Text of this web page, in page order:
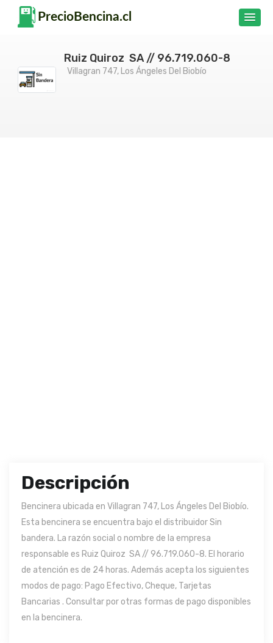
Ruiz Quiroz SA // 96.719.060-8
Villagran 747, Los Ángeles Del Biobío
Descripción
Bencinera ubicada en Villagran 747, Los Ángeles Del Biobío.
Esta bencinera se encuentra bajo el distribuidor Sin
bandera. La razón social o nombre de la empresa
responsable es Ruiz Quiroz SA // 96.719.060-8. El horario
de atención es de 24 horas. Además acepta los siguientes
modos de pago: Pago Efectivo, Cheque, Tarjetas
Bancarias . Consultar por otras formas de pago disponibles
en la bencinera.